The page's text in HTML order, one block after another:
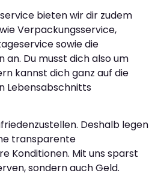
bieten wir dir zudem
Verpackungsservice,
sowie die
an. Du musst dich also um
kannst dich ganz auf die
Lebensabschnitts
Deshalb legen
transparente
Konditionen. Mit uns sparst
sondern auch Geld.